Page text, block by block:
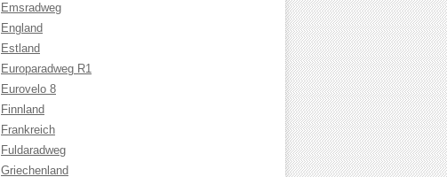
Emsradweg
England
Estland
Europaradweg R1
Eurovelo 8
Finnland
Frankreich
Fuldaradweg
Griechenland